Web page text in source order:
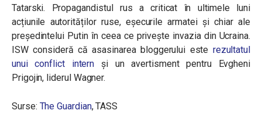
Tatarski. Propagandistul rus a criticat în ultimele luni
acțiunile autorităților ruse, eșecurile armatei și chiar ale
președintelui Putin în ceea ce privește invazia din Ucraina.
ISW consideră că asasinarea bloggerului este rezultatul
unui conflict intern și un avertisment pentru Evgheni
Prigojin, liderul Wagner.
Surse: The Guardian, TASS